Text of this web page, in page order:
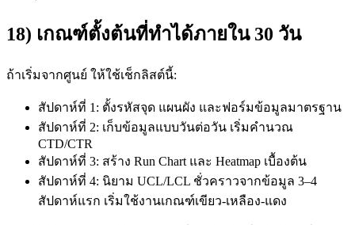
18) เกณฑ์ตั้งต้นที่ทำได้ภายใน 30 วัน
ถ้าเริ่มจากศูนย์ ให้ใช้เช็กลิสต์นี้:
สัปดาห์ที่ 1: ตั้งรหัสจุด แผนผัง และฟอร์มข้อมูลมาตรฐาน
สัปดาห์ที่ 2: เก็บข้อมูลแบบวันต่อวัน เริ่มคำนวณ
CTD/CTR
สัปดาห์ที่ 3: สร้าง Run Chart และ Heatmap เบื้องต้น
สัปดาห์ที่ 4: นิยาม UCL/LCL ชั่วคราวจากข้อมูล 3–4
สัปดาห์แรก เริ่มใช้งานเกณฑ์เขียว-เหลือง-แดง